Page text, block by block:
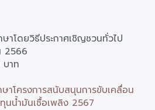
าโดยวิธีประกาศเชิญชวนทั่วไป
2566
บาท
าโครงการสนับสนุนการขับเคลื่อน
น้ำมันเชื้อเพลิง 2567